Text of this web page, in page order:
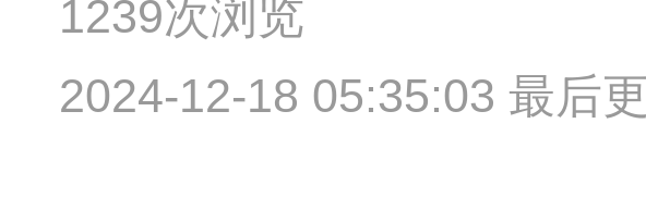
1239次浏览
2024-12-18 05:35:03 最后